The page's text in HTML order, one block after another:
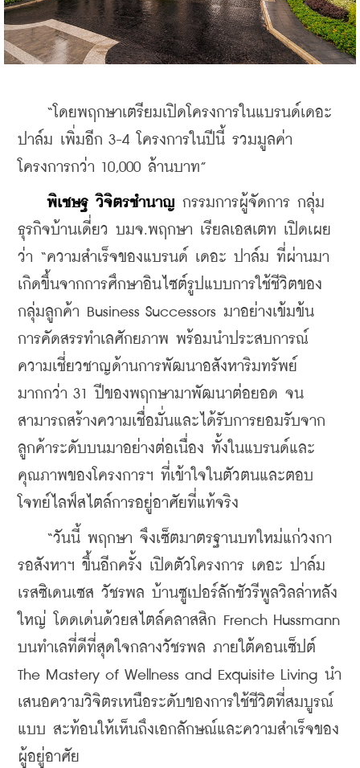
“โดยพฤกษาเตรียมเปิดโครงการในแบรนด์เดอะ
ปาล์ม เพิ่มอีก 3-4 โครงการในปีนี้ รวมมูลค่า
โครงการกว่า 10,000 ล้านบาท”
พิเชษฐ วิจิตรชำนาญ กรรมการผู้จัดการ กลุ่ม
ธุรกิจบ้านเดี่ยว บมจ.พฤกษา เรียลเอสเตท เปิดเผย
ว่า “ความสำเร็จของแบรนด์ เดอะ ปาล์ม ที่ผ่านมา
เกิดขึ้นจากการศึกษาอินไซต์รูปแบบการใช้ชีวิตของ
กลุ่มลูกค้า Business Successors มาอย่างเข้มข้น
การคัดสรรทำเลศักยภาพ พร้อมนำประสบการณ์
ความเชี่ยวชาญด้านการพัฒนาอสังหาริมทรัพย์
มากกว่า 31 ปีของพฤกษามาพัฒนาต่อยอด จน
สามารถสร้างความเชื่อมั่นและได้รับการยอมรับจาก
ลูกค้าระดับบนมาอย่างต่อเนื่อง ทั้งในแบรนด์และ
คุณภาพของโครงการฯ ที่เข้าใจในตัวตนและตอบ
โจทย์ไลฟ์สไตล์การอยู่อาศัยที่แท้จริง
“วันนี้ พฤกษา จึงเซ็ตมาตรฐานบทใหม่แก่วงกา
รอสังหาฯ ขึ้นอีกครั้ง เปิดตัวโครงการ เดอะ ปาล์ม
เรสซิเดนเซส วัชรพล บ้านซูเปอร์ลักชัวรีพูลวิลล่าหลัง
ใหญ่ โดดเด่นด้วยสไตล์คลาสสิก French Hussmann
บนทำเลที่ดีที่สุดใจกลางวัชรพล ภายใต้คอนเซ็ปต์
The Mastery of Wellness and Exquisite Living นำ
เสนอความวิจิตรเหนือระดับของการใช้ชีวิตที่สมบูรณ์
แบบ สะท้อนให้เห็นถึงเอกลักษณ์และความสำเร็จของ
ผู้อยู่อาศัย